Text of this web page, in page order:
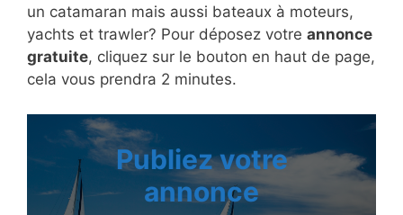
un catamaran mais aussi bateaux à moteurs,
yachts et trawler? Pour déposez votre annonce
gratuite, cliquez sur le bouton en haut de page,
cela vous prendra 2 minutes.
Publiez votre
annonce